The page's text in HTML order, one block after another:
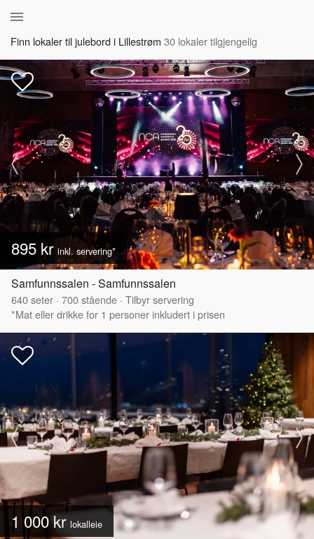
Finn lokaler til julebord i Lillestrøm 30 lokaler tilgjengelig
895 kr inkl. servering*
Samfunnssalen - Samfunnssalen
640seter · 700stående · Tilbyr servering
*Mat eller drikke for 1 personer inkludert i prisen
1 000 kr lokalleie